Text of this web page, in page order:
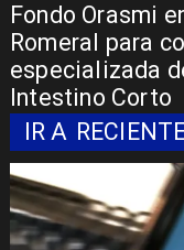
Fondo Orasmi
Romeral para
especializada
Intestino Corto
IR A